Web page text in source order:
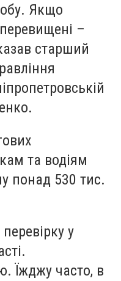
Якщо
–
старший
та водіям
понад 530 тис.
у
Їжджу часто, в